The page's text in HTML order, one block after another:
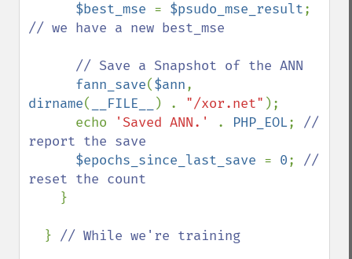
$best_mse = $psudo_mse_result
// we have a new best_mse
fann_save($ann
dirname( __FILE__ ) . "/xor.net" );
      echo
'Saved ANN.' . PHP_EOL; //
report the save
$epochs_since_last_save = 0; //
reset the count
}
  }
// While we're training